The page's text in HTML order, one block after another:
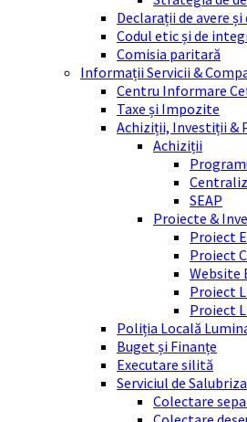
Declarații de avere
Codul etic și de
Comisia paritară
Informații Servicii &
Centru Informare
Taxe și Impozite
Achiziții, Investiții &
Achiziții
SEAP
Proiecte &
Proiect
Proiect
Website
Proiect
Proiect
Poliția Locală
Buget și Finanțe
Executare silită
Serviciul de
Colectare